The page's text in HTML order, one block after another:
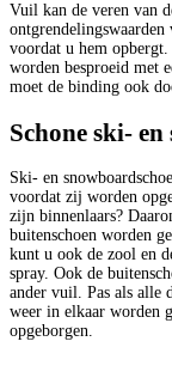
Vuil kan de veren van
voordat u hem
worden besproeid met
moet de binding ook
Schone ski-
Ski- en
voordat zij worden
zijn binnenlaars?
buitenschoen worden
kunt u ook de zool en
spray. Ook de
ander vuil. Pas als alle
weer in elkaar worden
opgeborgen.